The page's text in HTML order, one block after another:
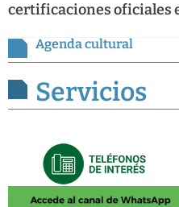
certificaciones oficiales
Agenda cultural
Servicios